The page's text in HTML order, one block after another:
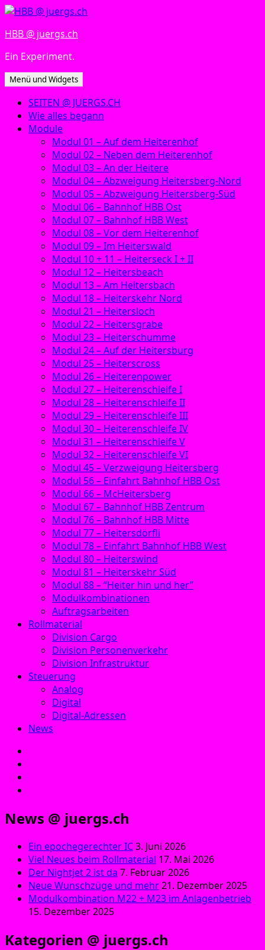
Zum
springen
HBB @ juergs.ch
Ein Experiment.
Menü und Widgets
SEITEN @ JUERGS.CH
Wie alles begann
Module
Modul 01 – Auf dem Heiterenhof
Modul 02 – Neben dem Heiterenhof
Modul 03 – An der Heitere
Modul 04 – Abzweigung Heitersberg-Nord
Modul 05 – Abzweigung Heitersberg-Süd
Modul 06 – Bahnhof HBB Ost
Modul 07 – Bahnhof HBB West
Modul 08 – Vor dem Heiterenhof
Modul 09 – Im Heiterswald
Modul 10 + 11 – Heiterseck I + II
Modul 12 – Heitersbeach
Modul 13 – Am Heitersbach
Modul 18 – Heiterskehr Nord
Modul 21 – Heitersloch
Modul 22 – Heitersgrabe
Modul 23 – Heiterschumme
Modul 24 – Auf der Heitersburg
Modul 25 – Heiterscross
Modul 26 – Heiterenpower
Modul 27 – Heiterenschleife I
Modul 28 – Heiterenschleife II
Modul 29 – Heiterenschleife III
Modul 30 – Heiterenschleife IV
Modul 31 – Heiterenschleife V
Modul 32 – Heiterenschleife VI
Modul 45 – Verzweigung Heitersberg
Modul 56 – Einfahrt Bahnhof HBB Ost
Modul 66 – McHeitersberg
Modul 67 – Bahnhof HBB Zentrum
Modul 76 – Bahnhof HBB Mitte
Modul 77 – Heitersdörfli
Modul 78 – Einfahrt Bahnhof HBB West
Modul 80 – Heiterswind
Modul 81 – Heiterskehr Süd
Modul 88 – “Heiter hin und her”
Modulkombinationen
Auftragsarbeiten
Rollmaterial
Division Cargo
Division Personenverkehr
Division Infrastruktur
Steuerung
Analog
Digital
Digital-Adressen
News
News @ juergs.ch
Ein epochegerechter IC3. Juni 2026
Viel Neues beim Rollmaterial 17. Mai 2026
Der Nightjet 2 ist da 7. Februar 2026
Neue Wunschzüge und mehr21. Dezember 2025
Modulkombination M22 + M23 im Anlagenbetrieb
15. Dezember 2025
Kategorien @ juergs.ch